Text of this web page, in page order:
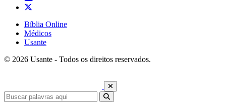
Bíblia Online
Médicos
Usante
© 2026 Usante - Todos os direitos reservados.